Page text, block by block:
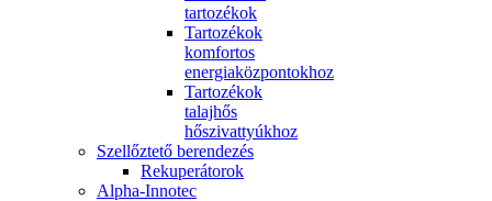
tartozékok
Tartozékok
komfortos
energiaközpontokhoz
Tartozékok
talajhős
hőszivattyúkhoz
Szellőztető berendezés
Rekuperátorok
Alpha-Innotec